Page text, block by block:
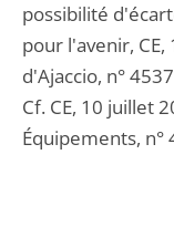
possibilité
pour l'avenir,
d'Ajaccio, n°
Cf. CE, 10 juillet
Équipements, n°